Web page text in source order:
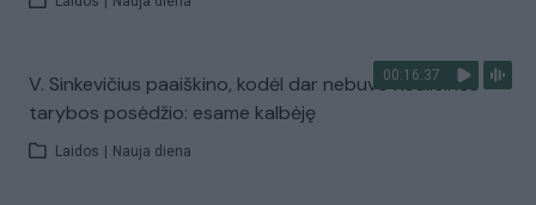
00:16:37
V. Sinkevičius paaiškino, kodėl dar nebuvo Koalicinės
tarybos posėdžio: esame kalbėję
Laidos Nauja diena